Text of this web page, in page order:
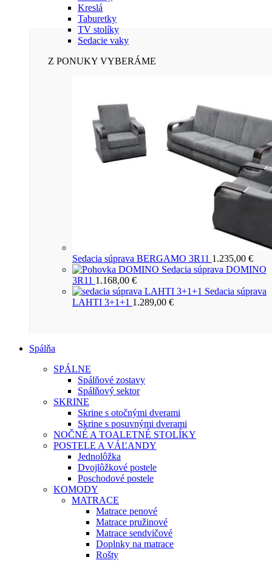
Kreslá
Taburetky
TV stolíky
Sedacie vaky
Z PONUKY VYBERÁME
Sedacia súprava BERGAMO 3R11 1.235,00 €
Sedacia súprava DOMINO
3R11 1.168,00 €
Sedacia súprava
LAHTI 3+1+1 1.289,00 €
Spálňa
SPÁLNE
Spálňové zostavy
Spálňový sektor
SKRINE
Skrine s otočnými dverami
Skrine s posuvnými dverami
NOČNÉ A TOALETNÉ STOLÍKY
POSTELE A VÁĽANDY
Jednolôžka
Dvojlôžkové postele
Poschodové postele
KOMODY
MATRACE
Matrace penové
Matrace pružinové
Matrace sendvičové
Doplnky na matrace
Rošty